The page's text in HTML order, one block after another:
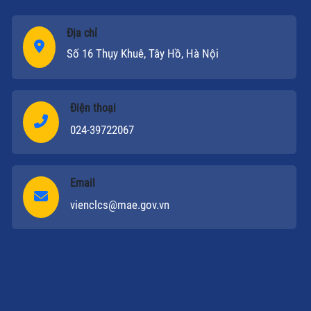
Địa chỉ
Số 16 Thụy Khuê, Tây Hồ, Hà Nội
Điện thoại
024-39722067
Email
vienclcs@mae.gov.vn